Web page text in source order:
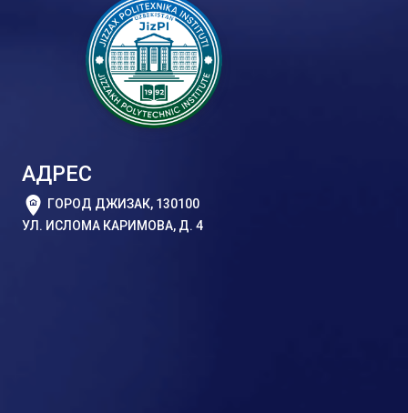
АДРЕС
ГОРОД ДЖИЗАК, 130100
УЛ. ИСЛОМА КАРИМОВА, Д. 4